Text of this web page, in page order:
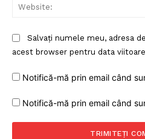
Salvați numele meu, adresa
acest browser pentru data
Notifică-mă prin email când
Notifică-mă prin email când